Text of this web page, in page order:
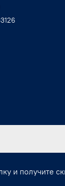
и получите